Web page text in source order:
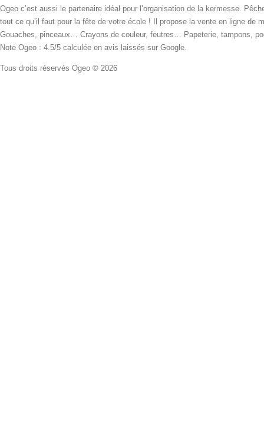
Ogeo c’est aussi le partenaire idéal pour l’organisation de la kermesse.
tout ce qu’il faut pour la fête de votre école ! Il propose la vente en ligne
Gouaches, pinceaux… Crayons de couleur, feutres… Papeterie, tampons,
Note Ogeo : 4.5/5 calculée en avis laissés sur Google.
Tous droits réservés Ogeo © 2026